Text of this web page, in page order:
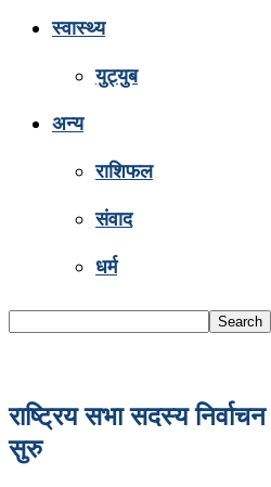
स्वास्थ्य
युट्युब
अन्य
राशिफल
संवाद
धर्म
राष्ट्रिय सभा सदस्य
सुरु